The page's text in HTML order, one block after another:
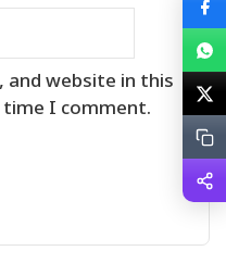
and website in this
I comment.